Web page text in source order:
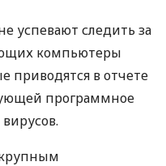
успевают следить за
компьютеры
приводятся в отчете
программное